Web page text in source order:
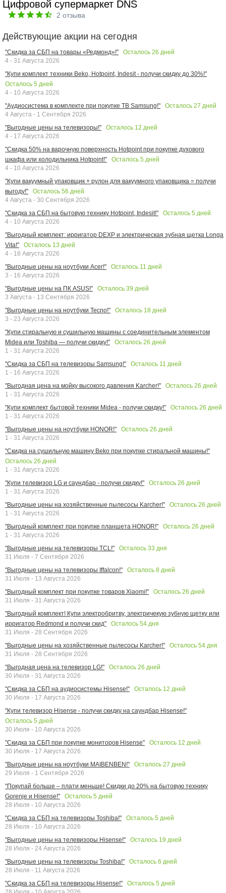
Цифровой супермаркет DNS
2 отзыва
Действующие акции на сегодня
"Скидка за СБП на товары «Редмонд»!" Осталось 26 дней
4 - 31 Августа 2026
"Купи комплект техники Beko, Hotpoint, Indesit - получи скидку до 30%!"
Осталось 5 дней
4 - 10 Августа 2026
"Аудиосистема в комплекте при покупке ТВ Samsung!"
Осталось 27 дней
4 Августа - 1 Сентября 2026
"Выгодные цены на телевизоры!"
Осталось 12 дней
4 - 17 Августа 2026
"Скидка 50% на варочную поверхность Hotpoint при покупке духового
шкафа или холодильника Hotpoint!"
Осталось 5 дней
4 - 10 Августа 2026
"Купи вакуумный упаковщик + рулон для вакуумного упаковщика = получи
выгоду!"
Осталось 56 дней
4 Августа - 30 Сентября 2026
"Скидка за СБП на бытовую технику Hotpoint, Indesit!"
Осталось 5 дней
4 - 10 Августа 2026
"Выгодный комплект: ирригатор DEXP и электрическая зубная щетка Longa
Vita!"
Осталось 13 дней
4 - 18 Августа 2026
"Выгодные цены на ноутбуки Acer!"
Осталось 11 дней
3 - 16 Августа 2026
"Выгодные цены на ПК ASUS!"
Осталось 39 дней
3 Августа - 13 Сентября 2026
"Выгодные цены на ноутбуки Tecno!"
Осталось 18 дней
3 - 23 Августа 2026
"Купи стиральную и сушильную машины с соединительным элементом
Midea или Toshiba — получи скидку!"
Осталось 26 дней
1 - 31 Августа 2026
"Скидка за СБП на телевизоры Samsung!"
Осталось 11 дней
1 - 16 Августа 2026
"Выгодная цена на мойку высокого давления Karcher!"
Осталось 26 дней
1 - 31 Августа 2026
"Купи комплект бытовой техники Midea - получи скидку!"
Осталось 26 дней
1 - 31 Августа 2026
"Выгодные цены на ноутбуки HONOR!"
Осталось 26 дней
1 - 31 Августа 2026
"Скидка на сушильную машину Beko при покупке стиральной машины!"
Осталось 26 дней
1 - 31 Августа 2026
"Купи телевизор LG и саундбар - получи скидку!"
Осталось 26 дней
1 - 31 Августа 2026
"Выгодные цены на хозяйственные пылесосы Karcher!"
Осталось 26 дней
1 - 31 Августа 2026
"Выгодный комплект при покупке планшета HONOR!"
Осталось 26 дней
1 - 31 Августа 2026
"Выгодные цены на телевизоры TCL!"
Осталось 33 дня
31 Июля - 7 Сентября 2026
"Выгодные цены на телевизоры Iffalcon!"
Осталось 8 дней
31 Июля - 13 Августа 2026
"Выгодный комплект при покупке товаров Xiaomi!"
Осталось 26 дней
31 Июля - 31 Августа 2026
"Выгодный комплект! Купи электробритву, электричекую зубную щетку или
ирригатор Redmond и получи скид"
Осталось 54 дня
31 Июля - 28 Сентября 2026
"Выгодные цены на хозяйственные пылесосы Karcher!"
Осталось 54 дня
31 Июля - 28 Сентября 2026
"Выгодная цена на телевизор LG!"
Осталось 26 дней
30 Июля - 31 Августа 2026
"Скидка за СБП на аудиосистемы Hisense!"
Осталось 12 дней
30 Июля - 17 Августа 2026
"Купи телевизор Hisense - получи скидку на саундбар Hisense!"
Осталось 5 дней
30 Июля - 10 Августа 2026
"Скидка за СБП при покупке мониторов Hisense"
Осталось 12 дней
30 Июля - 17 Августа 2026
"Выгодные цены на ноутбуки MAIBENBEN!"
Осталось 27 дней
29 Июля - 1 Сентября 2026
"Покупай больше – плати меньше! Скидки до 20% на бытовую технику
Gorenje и Hisense!"
Осталось 5 дней
28 Июля - 10 Августа 2026
"Скидка за СБП на телевизоры Toshiba!"
Осталось 5 дней
28 Июля - 10 Августа 2026
"Выгодные цены на телевизоры Hisense!"
Осталось 19 дней
28 Июля - 24 Августа 2026
"Выгодные цены на телевизоры Toshiba!"
Осталось 6 дней
28 Июля - 11 Августа 2026
"Скидка за СБП на телевизоры Hisense!"
Осталось 5 дней